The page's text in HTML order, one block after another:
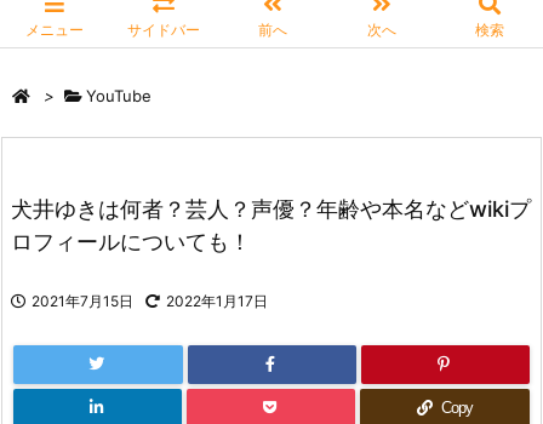
メニュー サイドバー 前へ 次へ 検索
> YouTube
犬井ゆきは何者？芸人？声優？年齢や本名などwikiプ
ロフィールについても！
2021年7月15日 2022年1月17日
Copy